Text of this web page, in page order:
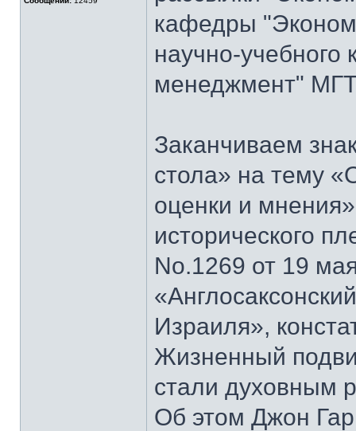
кафедры
научно-
менеджмент"
Заканчиваем
стола» на тему
оценки и
исторического
No.1269 от 19
Израиля»,
Жизненный
стали духовным
Об этом Джон